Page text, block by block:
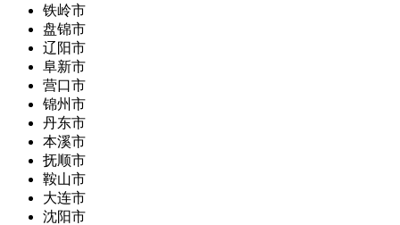
铁岭市
盘锦市
辽阳市
阜新市
营口市
锦州市
丹东市
本溪市
抚顺市
鞍山市
大连市
沈阳市